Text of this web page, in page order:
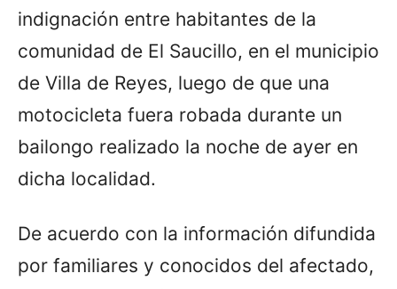
indignación entre habitantes de la
comunidad de El Saucillo, en el municipio
de Villa de Reyes, luego de que una
motocicleta fuera robada durante un
bailongo realizado la noche de ayer en
dicha localidad.
De acuerdo con la información difundida
por familiares y conocidos del afectado,